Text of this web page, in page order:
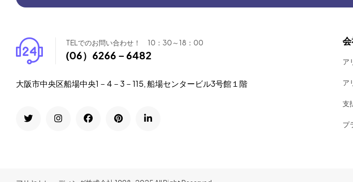
TELでのお問い合わせ！ 10：30～18：00
(06）6266－6482
大阪市中央区船場中央1－4－3－115, 船場センタービル3号館１階
ア
ア
支
プ